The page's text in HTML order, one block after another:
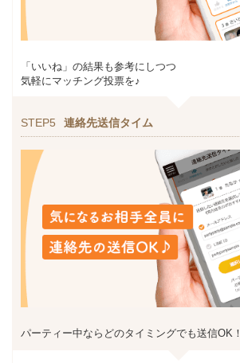
「いいね」の結果も参考にしつつ
気軽にマッチング投票を♪
STEP5 連絡先送信タイム
パーティー中ならどのタイミングでも送信OK！